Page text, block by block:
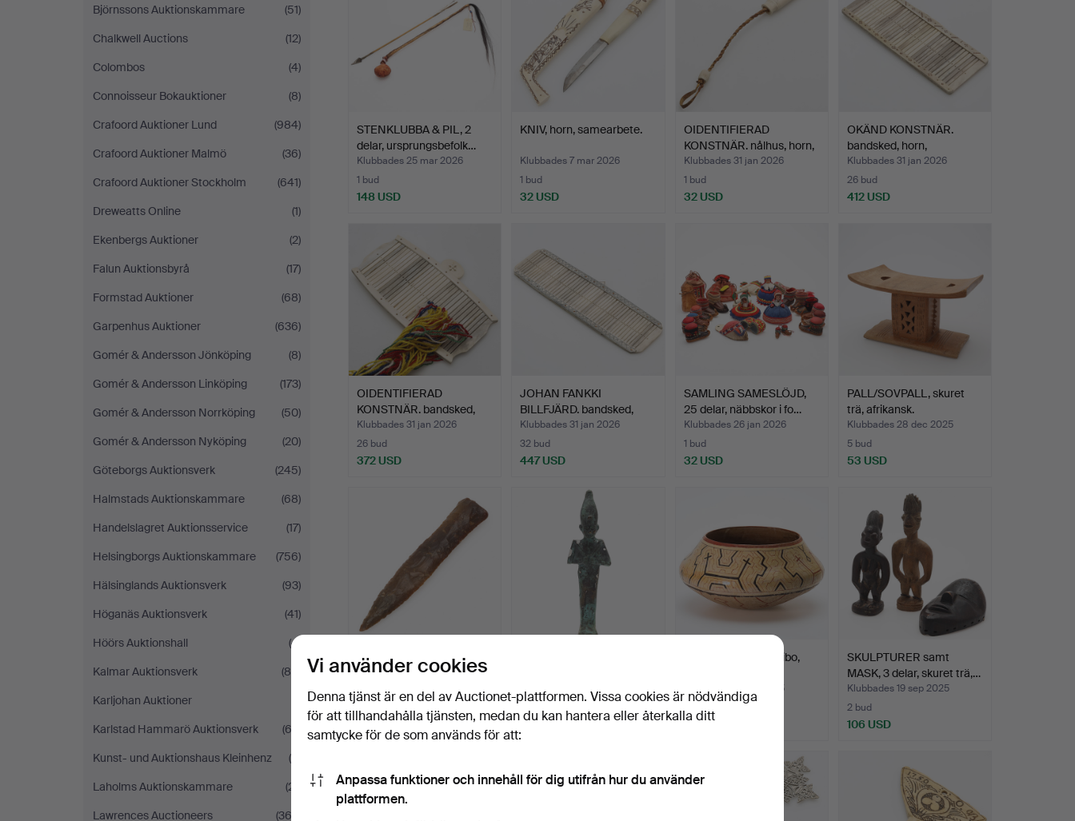
Björnssons Auktionskammare
(51)
Chalkwell Auctions
(12)
Colombos
(4)
Connoisseur Bokauktioner
(8)
Crafoord Auktioner Lund
(984)
Crafoord Auktioner Malmö
(36)
Crafoord Auktioner Stockholm
(641)
Dreweatts Online
(1)
Ekenbergs Auktioner
(2)
Falun Auktionsbyrå
(17)
Formstad Auktioner
(68)
Garpenhus Auktioner
(636)
Gomér & Andersson Jönköping
(8)
Gomér & Andersson Linköping
(173)
Gomér & Andersson Norrköping
(50)
Gomér & Andersson Nyköping
(20)
Göteborgs Auktionsverk
(245)
Halmstads Auktionskammare
(68)
Handelslagret Auktionsservice
(17)
Helsingborgs Auktionskammare
(756)
Hälsinglands Auktionsverk
(93)
Höganäs Auktionsverk
(41)
Höörs Auktionshall
(4)
Kalmar Auktionsverk
(88)
Karljohan Auktioner
Karlstad Hammarö Auktionsverk
(63)
Kunst- und Auktionshaus Kleinhenz
(6)
Laholms Auktionskammare
(21)
Lawrences Auctioneers
(363)
STENKLUBBA & PIL, 2
delar, ursprungsbefolk…
Klubbades 25 mar 2026
1 bud
148 USD
KNIV, horn, samearbete.
Klubbades 7 mar 2026
1 bud
32 USD
OIDENTIFIERAD
KONSTNÄR. nålhus, horn,
same…
Klubbades 31 jan 2026
1 bud
32 USD
OKÄND KONSTNÄR.
bandsked, horn,
sameslöjd.
Klubbades 31 jan 2026
26 bud
412 USD
OIDENTIFIERAD
KONSTNÄR. bandsked,
horn, sa…
Klubbades 31 jan 2026
26 bud
372 USD
JOHAN FANKKI
BILLFJÄRD. bandsked,
renhorn,…
Klubbades 31 jan 2026
32 bud
447 USD
SAMLING SAMESLÖJD,
25 delar, näbbskor i fo…
Klubbades 26 jan 2026
1 bud
32 USD
PALL/SOVPALL, skuret
trä, afrikansk.
Klubbades 28 dec 2025
5 bud
53 USD
FLINTDOLK, möjligen
yngre stenålder.
275 USD 275 USD
SKÅL, lergods, Shipibo,
Klubbades 10 okt 2025
53 USD
SKULPTURER samt
MASK, 3 delar, skuret trä,…
Klubbades 19 sep 2025
2 bud
106 USD
Vi använder cookies
Denna tjänst är en del av Auctionet-plattformen. Vissa cookies är nödvändiga
för att tillhandahålla tjänsten, medan du kan hantera eller återkalla ditt
samtycke för de som används för att:
Anpassa funktioner och innehåll för dig utifrån hur du använder
plattformen.